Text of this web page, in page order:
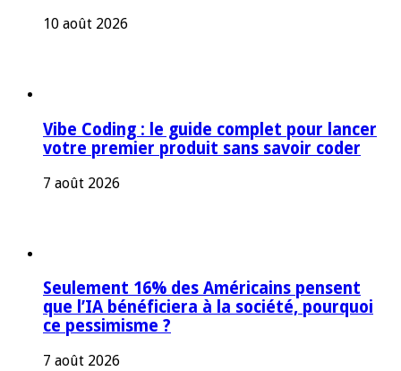
10 août 2026
Vibe Coding : le guide complet pour lancer
votre premier produit sans savoir coder
7 août 2026
Seulement 16% des Américains pensent
que l’IA bénéficiera à la société, pourquoi
ce pessimisme ?
7 août 2026